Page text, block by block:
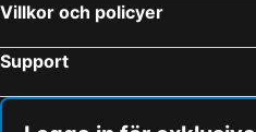
Villkor och policyer
Support